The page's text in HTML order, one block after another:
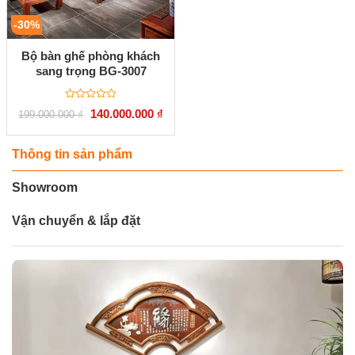
-30%
Bộ bàn ghế phòng khách
sang trọng BG-3007
Được
xếp
5
sao
199.000.000₫
Giá
là:
140.000.000 ₫Giá
tại
Thông tin sản phẩm
Showroom
Vận chuyển & lắp đặt